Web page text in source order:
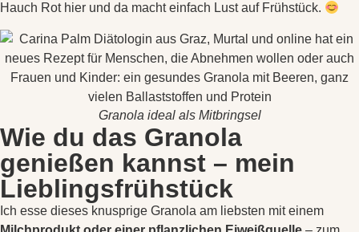
Hauch Rot hier und da macht einfach Lust auf Frühstück.
Granola ideal als Mitbringsel
Wie du das Granola
genießen kannst – mein
Lieblingsfrühstück
Ich esse dieses knusprige Granola am liebsten mit einem